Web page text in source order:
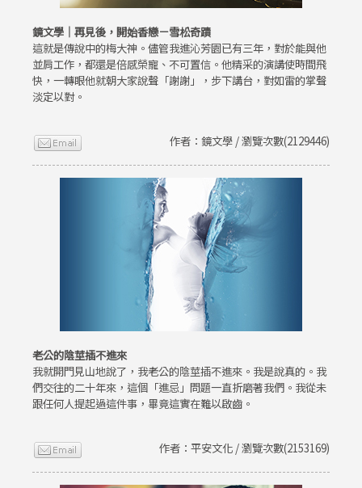
鏡文學｜再見後，開始香戀－雪松奇蹟
這就是傳說中的梅大神。儘管我進沁芳園已有三年，對於能與他
並肩工作，都還是倍感榮寵、不可置信。他精采的演講使時間飛
快，一轉眼他就朝大家說聲「謝謝」，步下講台，對如雷的掌聲
淡定以對。
作者：鏡文學 / 瀏覽次數(2129446)
老公的陰莖插不進來
我就開門見山地說了，我老公的陰莖插不進來。我是說真的。我
們交往的二十年來，這個「進忌」問題一直折磨著我們。我從未
跟任何人提起過這件事，畢竟這實在難以啟齒。
作者：平安文化 / 瀏覽次數(2153169)